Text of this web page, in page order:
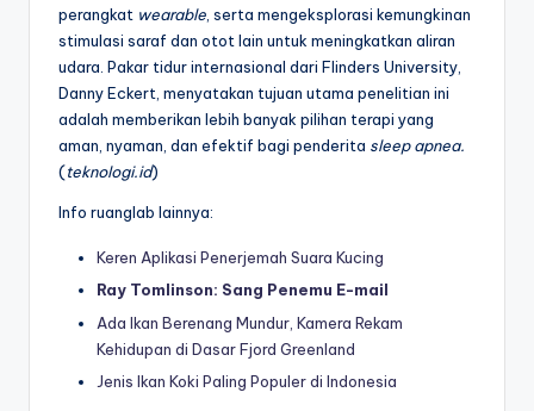
perangkat wearable, serta mengeksplorasi kemungkinan
stimulasi saraf dan otot lain untuk meningkatkan aliran
udara. Pakar tidur internasional dari Flinders University,
Danny Eckert, menyatakan tujuan utama penelitian ini
adalah memberikan lebih banyak pilihan terapi yang
aman, nyaman, dan efektif bagi penderita sleep apnea.
(teknologi.id)
Info ruanglab lainnya:
Keren Aplikasi Penerjemah Suara Kucing
Ray Tomlinson: Sang Penemu E-mail
Ada Ikan Berenang Mundur, Kamera Rekam
Kehidupan di Dasar Fjord Greenland
Jenis Ikan Koki Paling Populer di Indonesia